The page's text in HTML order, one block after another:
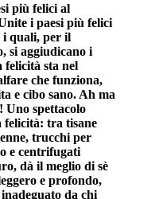
più felici al
i paesi più felici
i quali, per il
si aggiudicano i
felicità sta nel
che funziona,
e cibo sano. Ah ma
Uno spettacolo
felicità: tra tisane
trucchi per
e centrifugati
dà il meglio di sè
e profondo,
da chi